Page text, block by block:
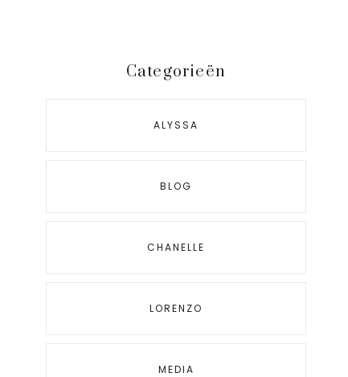
Categorieën
ALYSSA
BLOG
CHANELLE
LORENZO
MEDIA